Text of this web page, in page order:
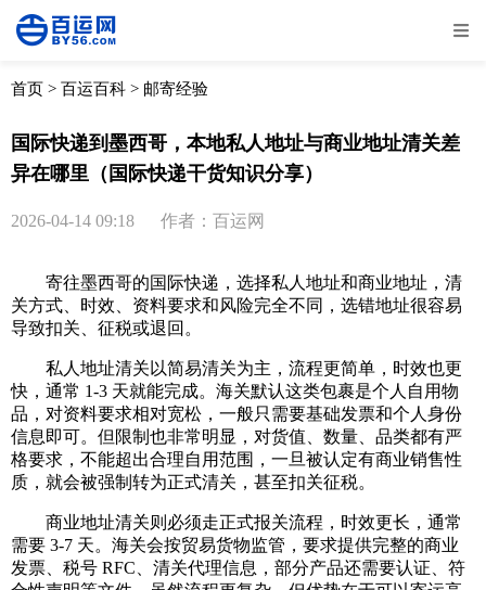
全部 物流资讯
取消
首页 > 百运百科 > 邮寄经验
国际快递到墨西哥，本地私人地址与商业地址清关差
异在哪里（国际快递干货知识分享）
2026-04-14 09:18 作者：百运网
寄往墨西哥的国际快递，选择私人地址和商业地址，清
关方式、时效、资料要求和风险完全不同，选错地址很容易
导致扣关、征税或退回。
私人地址清关以简易清关为主，流程更简单，时效也更
快，通常 1-3 天就能完成。海关默认这类包裹是个人自用物
品，对资料要求相对宽松，一般只需要基础发票和个人身份
信息即可。但限制也非常明显，对货值、数量、品类都有严
格要求，不能超出合理自用范围，一旦被认定有商业销售性
质，就会被强制转为正式清关，甚至扣关征税。
商业地址清关则必须走正式报关流程，时效更长，通常
需要 3-7 天。海关会按贸易货物监管，要求提供完整的商业
发票、税号 RFC、清关代理信息，部分产品还需要认证、符